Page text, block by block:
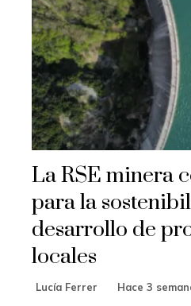
La RSE minera
para la
desarrollo de
locales
Lucía Ferrer Hace 3